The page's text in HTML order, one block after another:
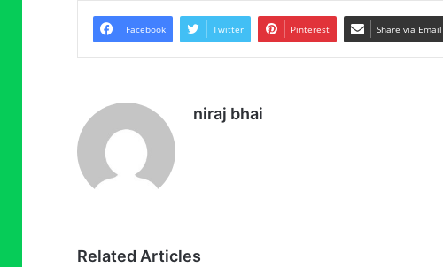
Facebook Twitter Pinterest Share via Email
niraj bhai
Related Articles